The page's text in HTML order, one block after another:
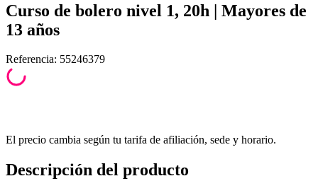
Curso de bolero nivel 1, 20h | Mayores de
13 años
Referencia: 55246379
El precio cambia según tu tarifa de afiliación, sede y horario.
Descripción del producto